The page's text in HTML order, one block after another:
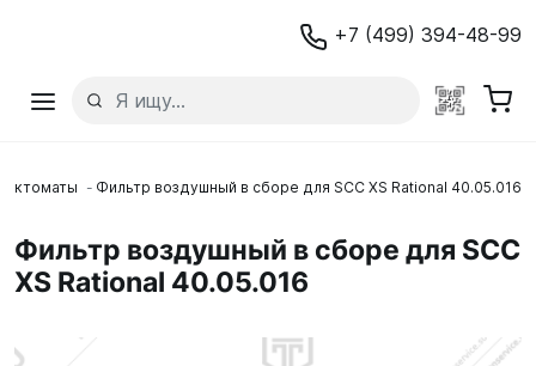
+7 (499) 394-48-99
Фильтр воздушный в сборе для SCC XS Rational 40.05.016
Фильтр воздушный в сборе для SCC
XS Rational 40.05.016